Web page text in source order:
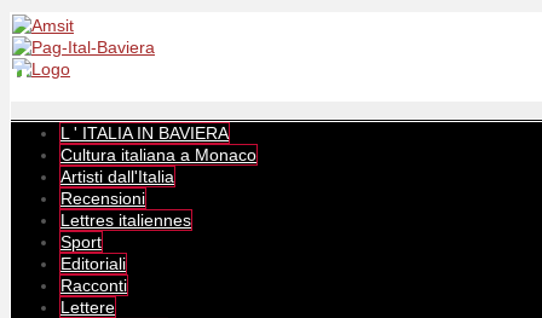
L ' ITALIA IN BAVIERA
Cultura italiana a Monaco
Artisti dall'Italia
Recensioni
Lettres italiennes
Sport
Editoriali
Racconti
Lettere